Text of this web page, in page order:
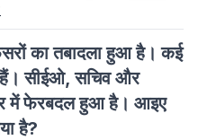
का तबादला हुआ है। कई
सीईओ, सचिव और
में फेरबदल हुआ है। आइए
है?